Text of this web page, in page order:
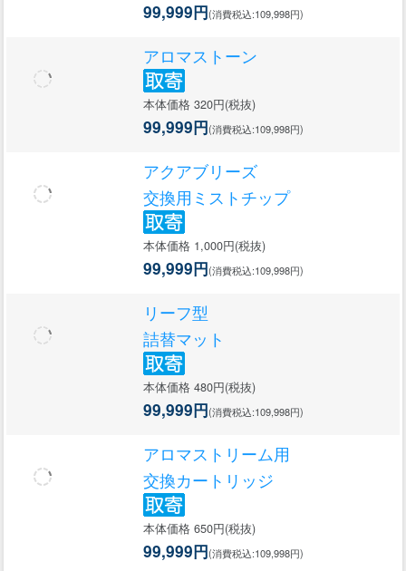
99,999円(消費税込:109,998円)
アロマストーン
本体価格 320円(税抜)
99,999円(消費税込:109,998円)
アクアブリーズ
交換用ミストチップ
本体価格 1,000円(税抜)
99,999円(消費税込:109,998円)
リーフ型
詰替マット
本体価格 480円(税抜)
99,999円(消費税込:109,998円)
アロマストリーム用
交換カートリッジ
本体価格 650円(税抜)
99,999円(消費税込:109,998円)